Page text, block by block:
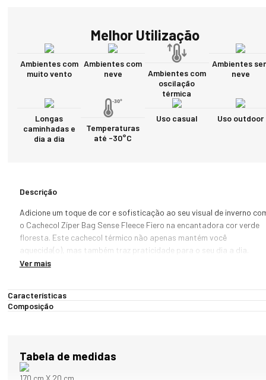
Melhor Utilização
Ambientes com
muito vento
Ambientes com
neve
Ambientes com
oscilação
térmica
Ambientes
neve
Longas
caminhadas e
dia a dia
Temperaturas
até -30°C
Uso casual Uso outdoor
Descrição
Adicione um toque de cor e sofisticação ao seu visual de inverno
o Cachecol Zíper Bag Sense Fleece Fiero na encantadora cor verde
floresta. Este cachecol térmico não apenas mantém você
aquecida(o), mas também traz praticidade para o seu dia a dia.
proporciona excelente isolamento térmico, ajudando a manter o
calor próximo ao corpo. O design inclui um bolso com zíper na parte
amassa e tem secagem rápida, tornando-o ideal para o uso diário e
viagens.
Ver mais
Características
Composição
Tabela de medidas
170 cm X 20 cm